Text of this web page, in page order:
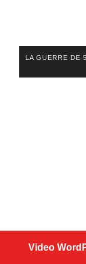
LA GUERRE DE
Video